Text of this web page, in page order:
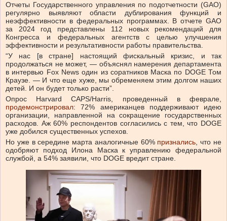
Отчеты Государственного управления по подотчетности (GAO)
регулярно выявляют области дублирования функций и
неэффективности в федеральных программах. В отчете GAO
за 2024 год представлены 112 новых рекомендаций для
Конгресса и федеральных агентств с целью улучшения
эффективности и результативности работы правительства.
“У нас [в стране] настоящий фискальный кризис, и так
продолжаться не может, — объяснял намерения департамента
в интервью Fox News один из соратников Маска по DOGE Том
Краузе. — И что еще хуже, мы обременяем этим долгом наших
детей. И он будет только расти”.
Опрос Harvard CAPS/Harris, проведенный в феврале,
продемонстрировал: 72% американцев поддерживают идею
организации, направленной на сокращение государственных
расходов. Аж 60% респондентов согласились с тем, что DOGE
уже добился существенных успехов.
Но уже в середине марта аналогичные 60% признались, что не
одобряют подход Илона Маска к управлению федеральной
службой, а 54% заявили, что DOGE вредит стране.